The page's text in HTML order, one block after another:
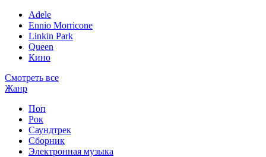
Adele
Ennio Morricone
Linkin Park
Queen
Кино
Смотреть все
Жанр
Поп
Рок
Саундтрек
Сборник
Электронная музыка